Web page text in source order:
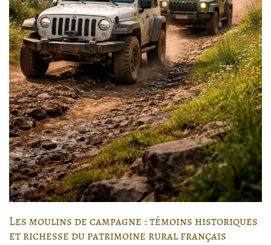
Les moulins de campagne : témoins historiques
et richesse du patrimoine rural français